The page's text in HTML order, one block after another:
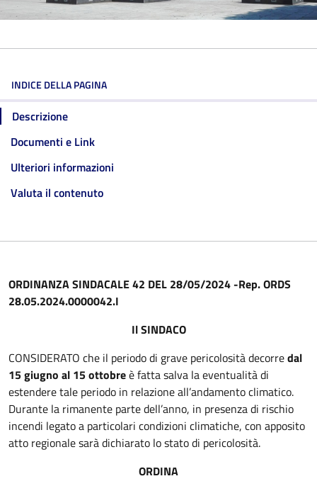
INDICE DELLA PAGINA
Descrizione
Documenti e Link
Ulteriori informazioni
Valuta il contenuto
ORDINANZA SINDACALE 42 DEL 28/05/2024 -Rep. ORDS
28.05.2024.0000042.I
Il SINDACO
CONSIDERATO che il periodo di grave pericolosità decorredal
15 giugno al 15 ottobreè fatta salva la eventualità di
estendere tale periodo in relazione all’andamento climatico.
Durante la rimanente parte dell’anno, in presenza di rischio
incendi legato a particolari condizioni climatiche, con apposito
atto regionale sarà dichiarato lo stato di pericolosità.
ORDINA